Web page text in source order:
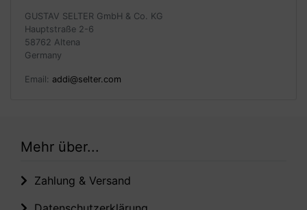
GUSTAV SELTER GmbH & Co. KG
Hauptstraße 2-6
58762 Altena
Germany
Email: addi@selter.com
Mehr über...
Zahlung & Versand